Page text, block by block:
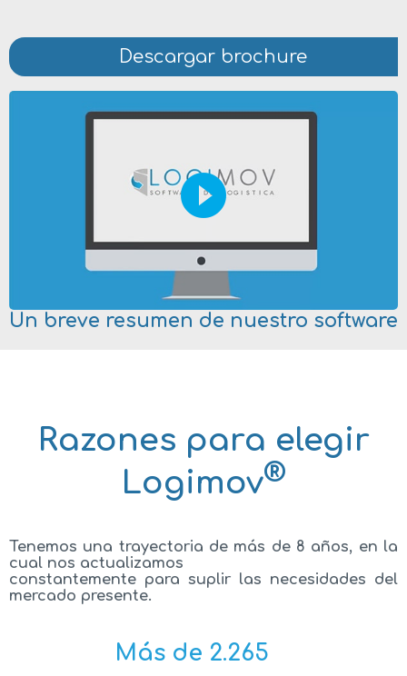
Descargar brochure
play_circle_filled
Un breve resumen de nuestro software
Razones para elegir
Logimov®
Tenemos una trayectoria de más de 8 años, en la
cual nos actualizamos
constantemente para suplir las necesidades del
mercado presente.
Más de 2.265